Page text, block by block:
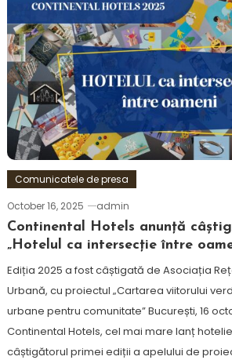
Comunicatele de presa
October 16, 2025
admin
Continental Hotels anunță
„Hotelul ca intersecție între
Ediția 2025 a fost câștigată de Asociația
Urbană, cu proiectul „Cartarea viitorului
urbane pentru comunitate” București, 16
Continental Hotels, cel mai mare lanț
câștigătorul primei ediții a apelului de